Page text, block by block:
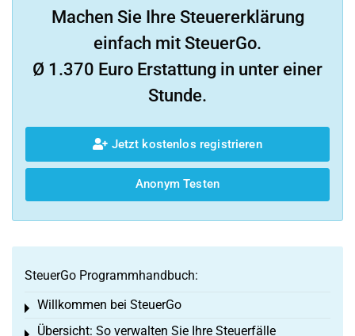
Machen Sie Ihre Steuererklärung
einfach mit SteuerGo.
Ø 1.370 Euro Erstattung in unter einer
Stunde.
Jetzt kostenlos registrieren
Anonym Testen
SteuerGo Programmhandbuch:
Willkommen bei SteuerGo
Toggle menu
Übersicht: So verwalten Sie Ihre Steuerfälle